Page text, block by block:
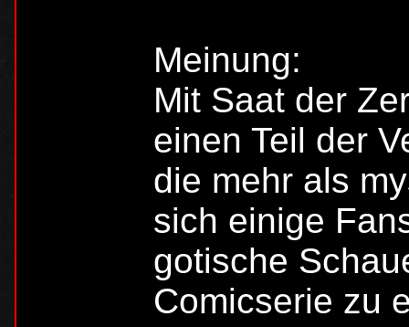
Meinung:
Mit Saat der
einen Teil der
die mehr als
sich einige
gotische
Comicserie zu